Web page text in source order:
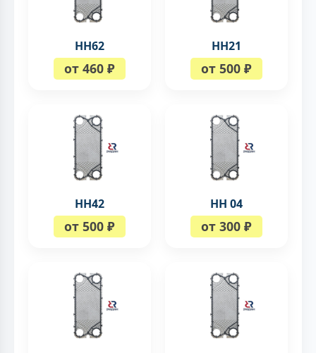
HH62
от 460 ₽
НН21
от 500 ₽
НН42
от 500 ₽
НН 04
от 300 ₽